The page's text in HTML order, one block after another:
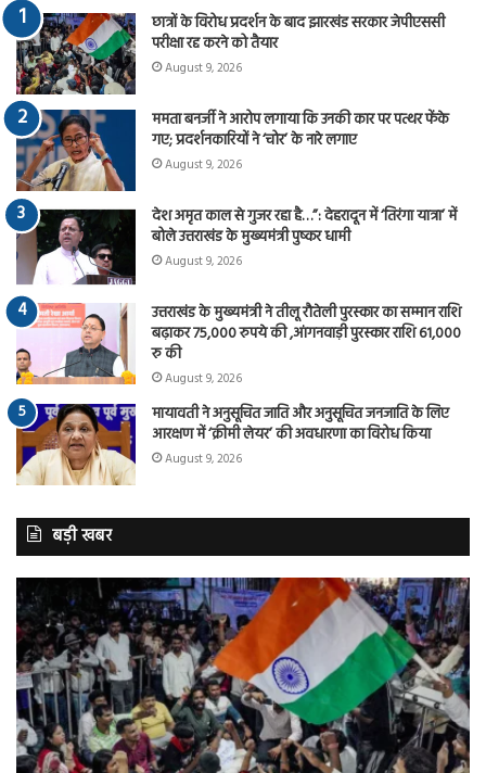
छात्रों के विरोध प्रदर्शन के बाद झारखंड सरकार जेपीएससी
परीक्षा रद्द करने को तैयार
August 9, 2026
ममता बनर्जी ने आरोप लगाया कि उनकी कार पर पत्थर फेंके
गए; प्रदर्शनकारियों ने ‘चोर’ के नारे लगाए
August 9, 2026
देश अमृत काल से गुजर रहा है…”: देहरादून में ‘तिरंगा यात्रा’ में
बोले उत्तराखंड के मुख्यमंत्री पुष्कर धामी
August 9, 2026
उत्तराखंड के मुख्यमंत्री ने तीलू रौतेली पुरस्कार का सम्मान राशि
बढ़ाकर 75,000 रुपये की ,आंगनवाड़ी पुरस्कार राशि 61,000
रु की
August 9, 2026
मायावती ने अनुसूचित जाति और अनुसूचित जनजाति के लिए
आरक्षण में ‘क्रीमी लेयर’ की अवधारणा का विरोध किया
August 9, 2026
बड़ी खबर